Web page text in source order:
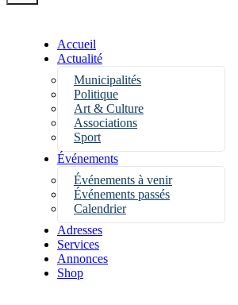
Accueil
Actualité
Municipalités
Politique
Art & Culture
Associations
Sport
Événements
Événements à venir
Événements passés
Calendrier
Adresses
Services
Annonces
Shop